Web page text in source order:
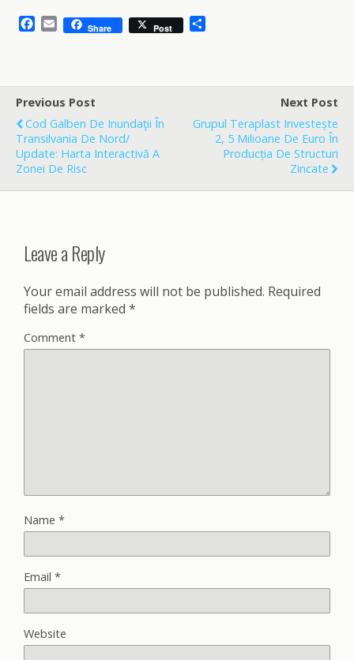
b
o
o
k
E
l
Share Post
e
Previous Post
Cod Galben De Inundaţii În
Transilvania De Nord/
Update: Harta Interactivă A
Zonei De Risc
Next Post
Grupul Teraplast Investește
2, 5 Milioane De Euro În
Producția De Structuri
Zincate
Leave a Reply
Your email address will not be published. Required
fields are marked *
Comment *
Name *
Email *
Website